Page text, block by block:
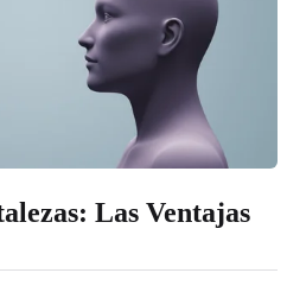
Las Ventajas